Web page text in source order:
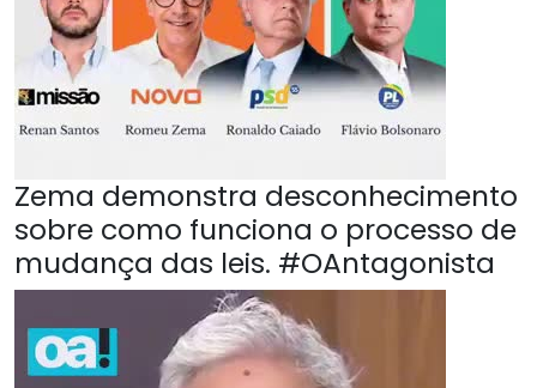
Zema demonstra desconhecimento
sobre como funciona o processo de
mudança das leis. #OAntagonista